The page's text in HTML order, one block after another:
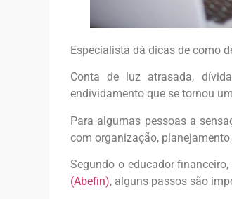
Especialista dá dicas de como
Conta de luz atrasada,
endividamento que se tornou
Para algumas pessoas a
com organização,
Segundo o educador
(Abefin), alguns passos são